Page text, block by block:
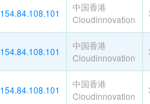
154.84.108.101
中国香港
Cloudinnovation
154.84.108.101
中国香港
Cloudinnovation
154.84.108.101
中国香港
Cloudinnovation